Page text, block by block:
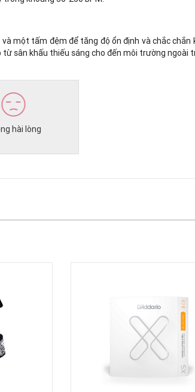
một tấm đệm để tăng độ ổn định và chắc
sân khấu thiếu sáng cho đến môi trường ngoài
hài lòng